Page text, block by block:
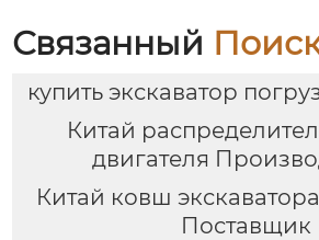
Связанный
купить экскаватор
Китай
двигателя
Китай ковш
Поставщик